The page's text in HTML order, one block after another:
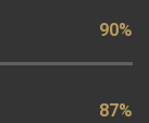
90%
87%